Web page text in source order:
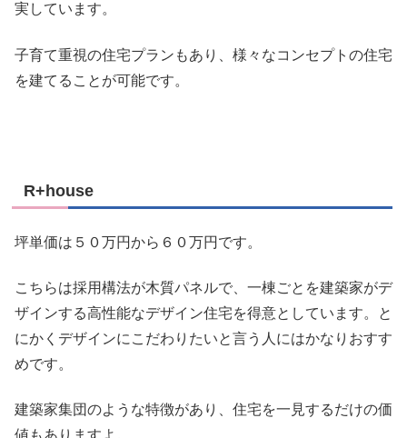
実しています。
子育て重視の住宅プラン もあり、様々なコンセプトの住宅
を建てることが可能です。
R+house
坪単価は５０万円から６０万円です。
こちらは採用構法が木質パネルで、一棟ごとを建築家がデ
ザインする高性能なデザイン住宅を得意としています。
と
にかくデザインにこだわりたいと言う人にはかなりおすす
めです。
建築家集団のような特徴があり、住宅を一見するだけの価